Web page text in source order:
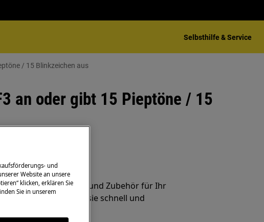
Selbsthilfe & Service
/ 15 Blinkzeichen aus
an oder gibt 15 Pieptöne / 15
& Zubehör
Sie Originalersatzteile und Zubehör für Ihr
und lassen Sie sie schnell und
und
Website an unsere
klicken, erklären Sie
Sie in unserem